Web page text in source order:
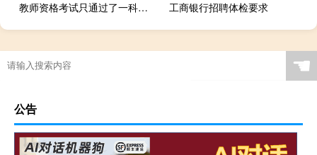
教师资格考试只通过了一科这科的成绩可以保留吗
工商银行招聘体检要求
☚
公告